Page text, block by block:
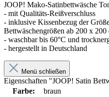
JOOP! Mako-Satinbettwäsche
- mit Qualitäts-Reißverschluss
- inklusive Kissenbezug der
Bettwäschengrößen ab 200 x
- waschbar bis 60°C und
- hergestellt in Deutschland
Menü schließen
Eigenschaften "JOOP! Satin
Farbe:
braun